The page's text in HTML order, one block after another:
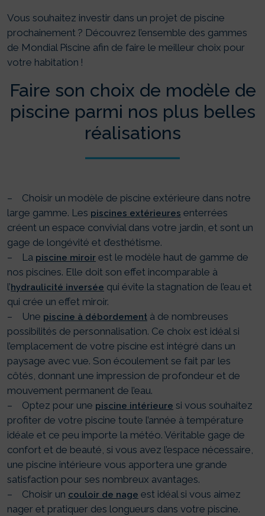
Vous souhaitez investir dans un projet de piscine
prochainement ? Découvrez l’ensemble des gammes
de Mondial Piscine afin de faire le meilleur choix pour
votre habitation !
Faire son choix de modèle de
piscine parmi nos plus belles
réalisations
– Choisir un modèle de piscine extérieure dans notre
large gamme. Les piscines extérieures enterrées
créent un espace convivial dans votre jardin, et sont un
gage de longévité et d’esthétisme.
– La piscine miroir est le modèle haut de gamme de
nos piscines. Elle doit son effet incomparable à
l’ hydraulicité inversée qui évite la stagnation de l’eau et
qui crée un effet miroir.
– Une piscine à débordement à de nombreuses
possibilités de personnalisation. Ce choix est idéal si
l’emplacement de votre piscine est intégré dans un
paysage avec vue. Son écoulement se fait par les
côtés, donnant une impression de profondeur et de
mouvement permanent de l’eau.
– Optez pour une piscine intérieure si vous souhaitez
profiter de votre piscine toute l’année à température
idéale et ce peu importe la météo. Véritable gage de
confort et de beauté, si vous avez l’espace nécessaire,
une piscine intérieure vous apportera une grande
satisfaction pour ses nombreux avantages.
– Choisir un couloir de nage est idéal si vous aimez
nager et pratiquer des longueurs dans votre piscine.